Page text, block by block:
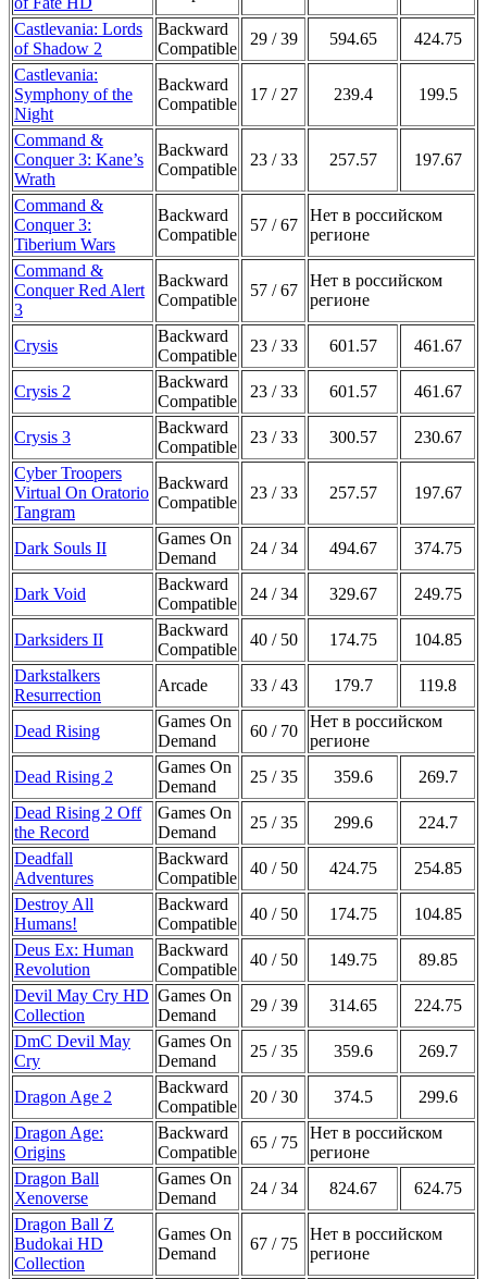
Castlevania: Lords
of Shadow 2
Backward
Compatible
29 / 39 594.65
424.75
Castlevania:
Symphony of the
Night
Backward
Compatible
17 / 27 239.4 199.5
Command &
Conquer 3: Kane’s
Wrath
Backward
Compatible
23 / 33 257.57 197.67
Command &
Conquer 3:
Tiberium Wars
Backward
Compatible
57 / 67
Нет в российском
регионе
Command &
Conquer Red Alert
3
Backward
Compatible
57 / 67
Нет в российском
регионе
Crysis
Backward
Compatible
23 / 33 601.57 461.67
Crysis 2
Backward
Compatible
23 / 33 601.57 461.67
Crysis 3
Backward
Compatible
23 / 33 300.57
230.67
Cyber Troopers
Virtual On Oratorio
Tangram
Backward
Compatible
23 / 33 257.57 197.67
Dark Souls II
Games On
Demand
24 / 34 494.67 374.75
Dark Void
Backward
Compatible
24 / 34 329.67 249.75
Darksiders II
Backward
Compatible
40 / 50 174.75
104.85
Darkstalkers
Resurrection
Arcade 33 / 43 179.7 119.8
Dead Rising
Games On
Demand
60 / 70
Нет в российском
регионе
Dead Rising 2
Games On
Demand
25 / 35 359.6
269.7
Dead Rising 2 Off
the Record
Games On
Demand
25 / 35 299.6
224.7
Deadfall
Adventures
Backward
Compatible
40 / 50 424.75
254.85
Destroy All
Humans!
Backward
Compatible
40 / 50 174.75
104.85
Deus Ex: Human
Revolution
Backward
Compatible
40 / 50 149.75
89.85
Devil May Cry HD
Collection
Games On
Demand
29 / 39 314.65
224.75
DmC Devil May
Cry
Games On
Demand
25 / 35 359.6 269.7
Dragon Age 2
Backward
Compatible
20 / 30 374.5
299.6
Dragon Age:
Origins
Backward
Compatible
65 / 75
Нет в российском
регионе
Dragon Ball
Xenoverse
Games On
Demand
24 / 34 824.67
624.75
Dragon Ball Z
Budokai HD
Collection
Games On
Demand
67 / 75
Нет в российском
регионе